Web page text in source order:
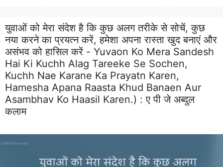
युवाओं को मेरा संदेश है कि कुछ अलग तरीके से सोचें, कुछ
नया करने का प्रयत्न करें, हमेशा अपना रास्ता खुद बनाएं और
असंभव को हासिल करें - Yuvaon Ko Mera Sandesh
Hai Ki Kuchh Alag Tareeke Se Sochen,
Kuchh Nae Karane Ka Prayatn Karen,
Hamesha Apana Raasta Khud Banaen Aur
Asambhav Ko Haasil Karen.) :ए पी जे अब्दुल
कलाम